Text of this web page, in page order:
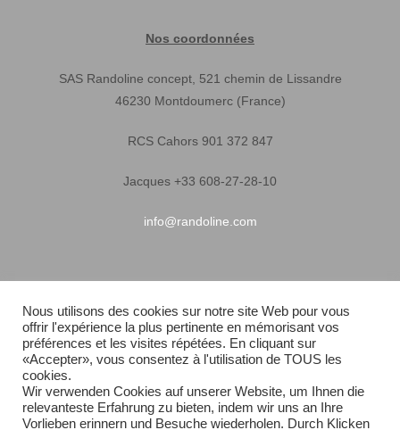
Nos coordonnées
SAS Randoline concept, 521 chemin de Lissandre
46230 Montdoumerc (France)
RCS Cahors 901 372 847
Jacques +33 608-27-28-10
info@randoline.com
Garantie matériel
Conditions générales de vente
Livraison rapide
Nous utilisons des cookies sur notre site Web pour vous
offrir l'expérience la plus pertinente en mémorisant vos
préférences et les visites répétées. En cliquant sur
«Accepter», vous consentez à l'utilisation de TOUS les
cookies.
Wir verwenden Cookies auf unserer Website, um Ihnen die
relevanteste Erfahrung zu bieten, indem wir uns an Ihre
Vorlieben erinnern und Besuche wiederholen. Durch Klicken